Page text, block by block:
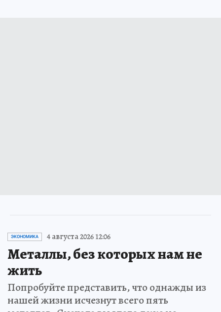
ЭКОНОМИКА 4 августа 2026 12:06
Металлы, без которых нам не
жить
Попробуйте представить, что однажды из
нашей жизни исчезнут всего пять